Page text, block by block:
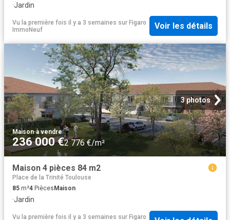
·Jardin
Vu la première fois il y a 3 semaines sur Figaro
ImmoNeuf
Voir les détails
3 photos
Maison·à vendre
236 000 €2 776 €/m²
Maison 4 pièces 84 m2
Place de la Trinité Toulouse
85 m²4 Pièces Maison
·Jardin
Vu la première fois il y a 3 semaines sur Figaro